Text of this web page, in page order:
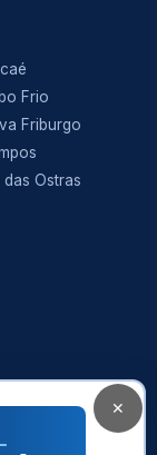
Frio
Friburgo
das Ostras
✕